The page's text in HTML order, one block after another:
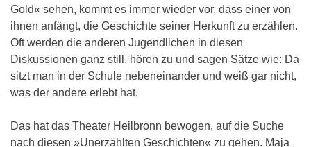
Gold« sehen, kommt es immer wieder vor, dass einer von
ihnen anfängt, die Geschichte seiner Herkunft zu erzählen.
Oft werden die anderen Jugendlichen in diesen
Diskussionen ganz still, hören zu und sagen Sätze wie: Da
sitzt man in der Schule nebeneinander und weiß gar nicht,
was der andere erlebt hat.
Das hat das Theater Heilbronn bewogen, auf die Suche
nach diesen »Unerzählten Geschichten« zu gehen. Maja